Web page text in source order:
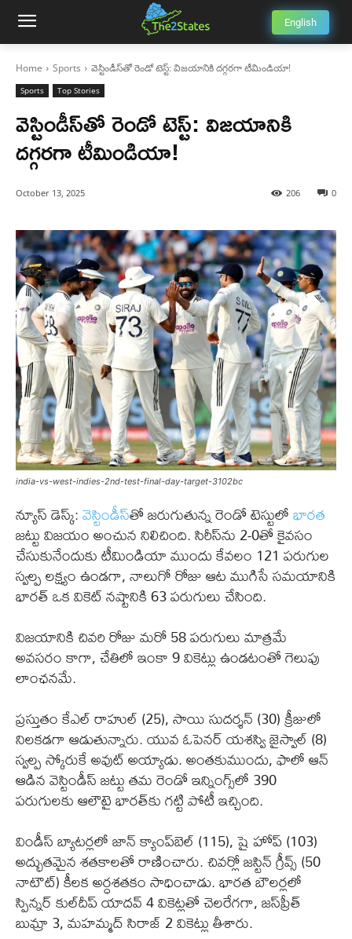
English
Home Sports వెస్టిండీస్‌తో రెండో టెస్ట్: విజయానికి దగ్గరగా టీమిండియా!
Sports Top Stories
వెస్టిండీస్‌తో రెండో టెస్ట్: విజయానికి
దగ్గరగా టీమిండియా!
October 13, 2025 0
206
india-vs-west-indies-2nd-test-final-day-target-3102bc
న్యూస్ డెస్క్:వెస్టిండీస్‌తో జరుగుతున్న రెండో టెస్టులోభారత
జట్టు విజయం అంచున నిలిచింది. సిరీస్‌ను 2-0తో కైవసం
చేసుకునేందుకు టీమిండియా ముందు కేవలం 121 పరుగుల
స్వల్ప లక్ష్యం ఉండగా, నాలుగో రోజు ఆట ముగిసే సమయానికి
భారత్ ఒక వికెట్ నష్టానికి 63 పరుగులు చేసింది.
విజయానికి చివరి రోజు మరో 58 పరుగులు మాత్రమే
అవసరం కాగా, చేతిలో ఇంకా 9 వికెట్లు ఉండటంతో గెలుపు
లాంఛనమే.
ప్రస్తుతం కేఎల్ రాహుల్ (25), సాయి సుదర్శన్ (30) క్రీజులో
నిలకడగా ఆడుతున్నారు. యువ ఓపెనర్ యశస్వి జైస్వాల్ (8)
స్వల్ప స్కోరుకే అవుట్ అయ్యాడు. అంతకుముందు, ఫాలో ఆన్
ఆడిన వెస్టిండీస్ జట్టు తమ రెండో ఇన్నింగ్స్‌లో 390
పరుగులకు ఆలౌటై భారత్‌కు గట్టి పోటీ ఇచ్చింది.
విండీస్ బ్యాటర్లలో జాన్ క్యాంప్‌బెల్ (115), షై హోప్ (103)
అద్భుతమైన శతకాలతో రాణించారు. చివర్లో జస్టిన్ గ్రీవ్స్ (50
నాటౌట్) కీలక అర్ధశతకం సాధించాడు. భారత బౌలర్లలో
స్పిన్నర్ కుల్‌దీప్ యాదవ్ 4 వికెట్లతో చెలరేగగా, జస్‌ప్రీత్
బుమ్రా 3, మహమ్మద్ సిరాజ్ 2 వికెట్లు తీశారు.